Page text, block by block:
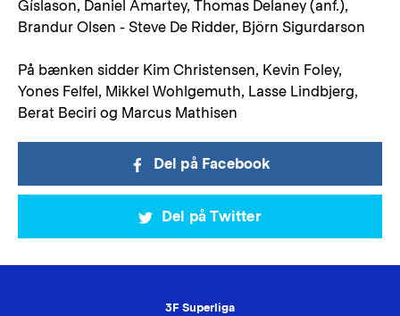
Gíslason, Daniel Amartey, Thomas Delaney (anf.),
Brandur Olsen - Steve De Ridder, Björn Sigurdarson
På bænken sidder Kim Christensen, Kevin Foley,
Yones Felfel, Mikkel Wohlgemuth, Lasse Lindbjerg,
Berat Beciri og Marcus Mathisen
Del på Facebook
Del på Twitter
3F Superliga